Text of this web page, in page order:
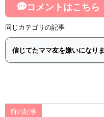
コメントはこちら
同じカテゴリの記事
前の記事